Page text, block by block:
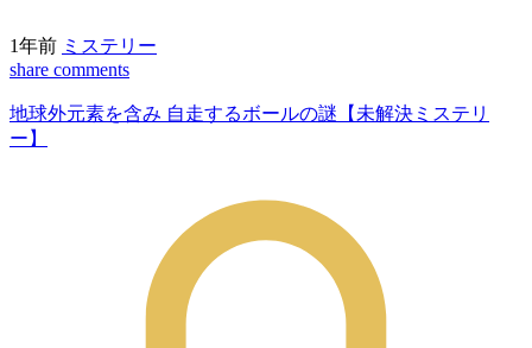
1年前 ミステリー
share comments
地球外元素を含み 自走するボールの謎【未解決ミステリ
ー】